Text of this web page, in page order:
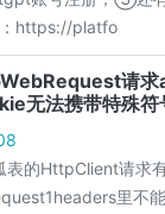
：https://platfo
请求
无法携带特殊符
表的HttpClient请求
里不